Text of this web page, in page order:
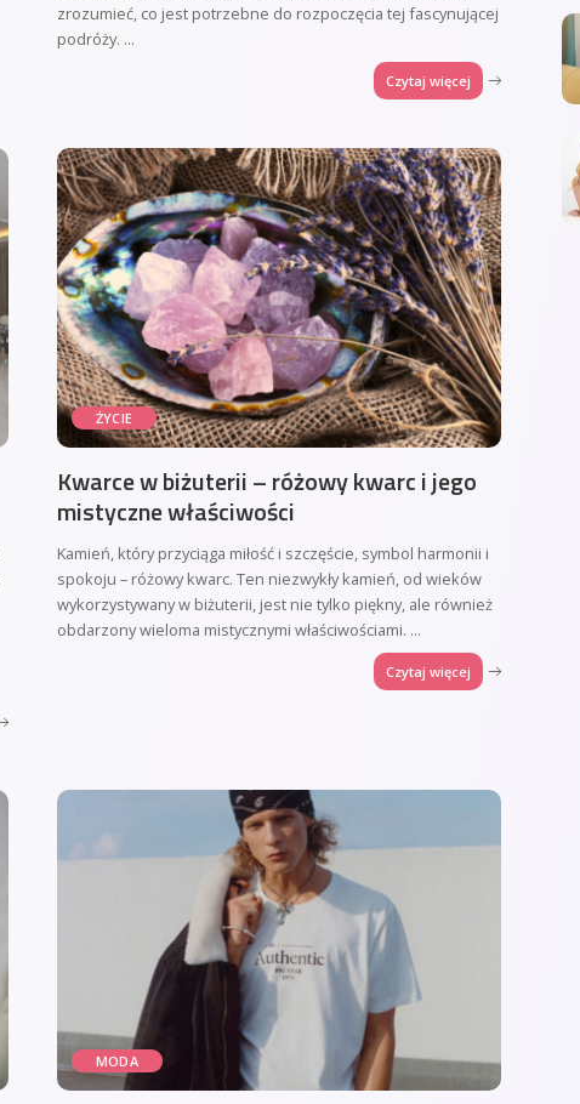
zrozumieć, co jest potrzebne do rozpoczęcia tej fascynującej
podróży. ...
Czytaj więcej
ŻYCIE
Kwarce w biżuterii – różowy kwarc i jego
mistyczne właściwości
Kamień, który przyciąga miłość i szczęście, symbol harmonii i
spokoju – różowy kwarc. Ten niezwykły kamień, od wieków
wykorzystywany w biżuterii, jest nie tylko piękny, ale również
obdarzony wieloma mistycznymi właściwościami. ...
Czytaj więcej
MODA